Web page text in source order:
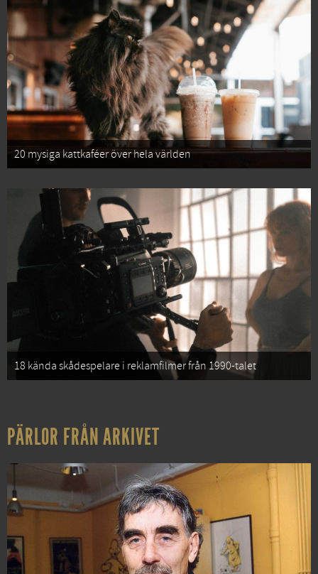
20 mysiga kattkaféer över hela världen
18 kända skådespelare i reklamfilmer från 1990-talet
PÄRLOR FRÅN ARKIVET